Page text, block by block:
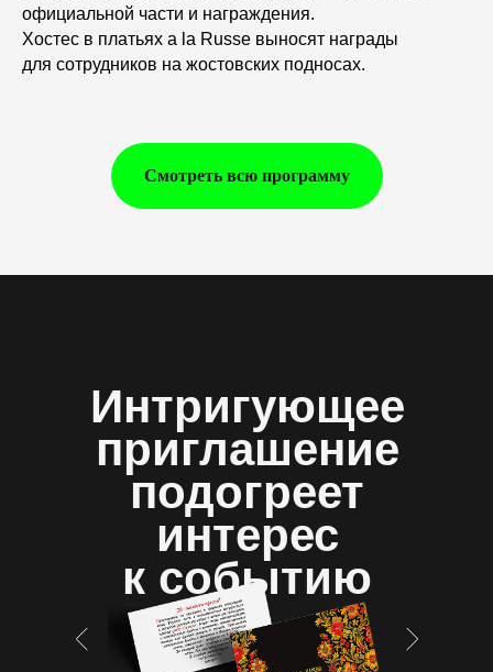
официальной части и награждения.
Хостес в платьях a la Russe выносят награды
для сотрудников на жостовских подносах.
Смотреть всю программу
Интригующее
приглашение
подогреет
интерес
к событию